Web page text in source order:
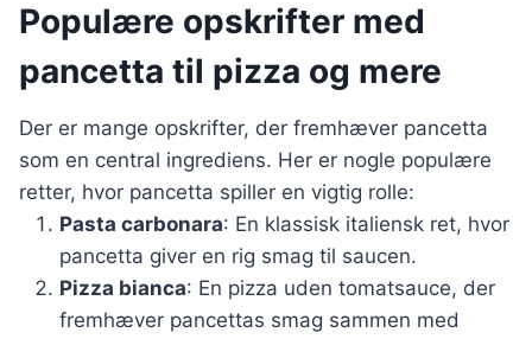
Populære opskrifter med
pancetta til pizza og mere
Der er mange opskrifter, der fremhæver pancetta
som en central ingrediens. Her er nogle populære
retter, hvor pancetta spiller en vigtig rolle:
Pasta carbonara: En klassisk italiensk ret, hvor
pancetta giver en rig smag til saucen.
Pizza bianca: En pizza uden tomatsauce, der
fremhæver pancettas smag sammen med